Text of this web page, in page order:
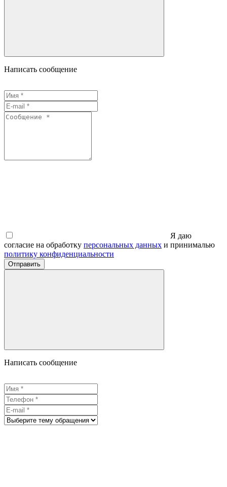
Написать сообщение
Я даю
согласие на обработку персональных данных и принималью
политику конфиденциальности
Отправить
Написать сообщение